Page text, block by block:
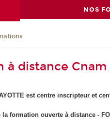
NOS
à distance
est centre inscripteur et
formation ouverte à distance -